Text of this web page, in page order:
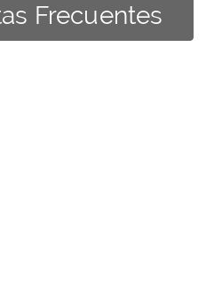
Frecuentes